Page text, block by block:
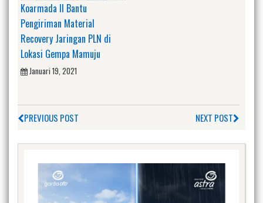
Koarmada II Bantu
Pengiriman Material
Recovery Jaringan PLN di
Lokasi Gempa Mamuju
Januari 19, 2021
PREVIOUS POST NEXT POST